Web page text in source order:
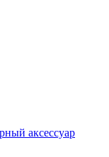
аксессуар